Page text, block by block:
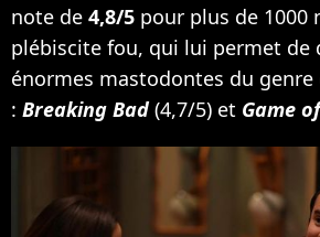
note de 4,8/5 pour plus de 1000
plébiscite fou, qui lui permet de
énormes mastodontes du genre
: Breaking Bad(4,7/5) et Game